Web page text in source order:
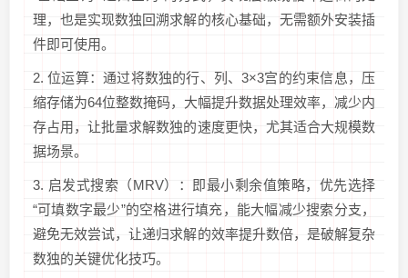
理，也是实现数独回溯求解的核心基础，无需额外安装插
件即可使用。
2. 位运算：通过将数独的行、列、3×3宫的约束信息，压
缩存储为64位整数掩码，大幅提升数据处理效率，减少内
存占用，让批量求解数独的速度更快，尤其适合大规模数
据场景。
3. 启发式搜索（MRV）：即最小剩余值策略，优先选择
“可填数字最少”的空格进行填充，能大幅减少搜索分支，
避免无效尝试，让递归求解的效率提升数倍，是破解复杂
数独的关键优化技巧。